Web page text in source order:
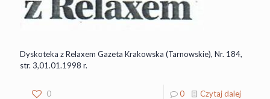
Dyskoteka z Relaxem Gazeta Krakowska (Tarnowskie), Nr. 184,
str. 3,01.01.1998 r.
0 0 Czytaj dalej